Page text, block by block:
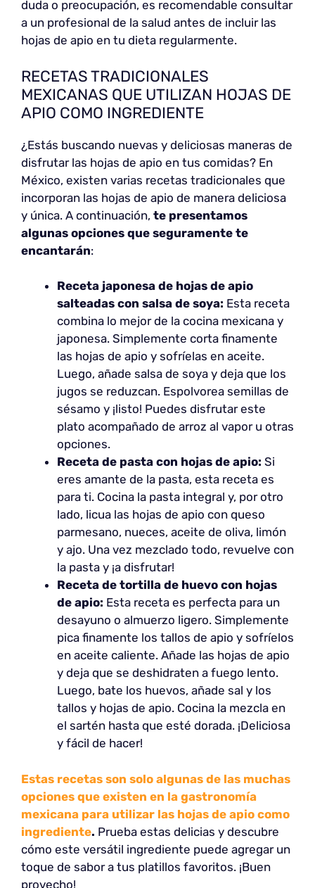
duda o preocupación, es recomendable consultar
a un profesional de la salud antes de incluir las
hojas de apio en tu dieta regularmente.
RECETAS TRADICIONALES
MEXICANAS QUE UTILIZAN HOJAS DE
APIO COMO INGREDIENTE
¿Estás buscando nuevas y deliciosas maneras de
disfrutar las hojas de apio en tus comidas? En
México, existen varias recetas tradicionales que
incorporan las hojas de apio de manera deliciosa
y única. A continuación, te presentamos
algunas opciones que seguramente te
encantarán:
Receta japonesa de hojas de apio
salteadas con salsa de soya: Esta receta
combina lo mejor de la cocina mexicana y
japonesa. Simplemente corta finamente
las hojas de apio y sofríelas en aceite.
Luego, añade salsa de soya y deja que los
jugos se reduzcan. Espolvorea semillas de
sésamo y ¡listo! Puedes disfrutar este
plato acompañado de arroz al vapor u otras
opciones.
Receta de pasta con hojas de apio: Si
eres amante de la pasta, esta receta es
para ti. Cocina la pasta integral y, por otro
lado, licua las hojas de apio con queso
parmesano, nueces, aceite de oliva, limón
y ajo. Una vez mezclado todo, revuelve con
la pasta y ¡a disfrutar!
Receta de tortilla de huevo con hojas
de apio: Esta receta es perfecta para un
desayuno o almuerzo ligero. Simplemente
pica finamente los tallos de apio y sofríelos
en aceite caliente. Añade las hojas de apio
y deja que se deshidraten a fuego lento.
Luego, bate los huevos, añade sal y los
tallos y hojas de apio. Cocina la mezcla en
el sartén hasta que esté dorada. ¡Deliciosa
y fácil de hacer!
Estas recetas son solo algunas de las muchas
opciones que existen en la gastronomía
mexicana para utilizar las hojas de apio como
ingrediente. Prueba estas delicias y descubre
cómo este versátil ingrediente puede agregar un
toque de sabor a tus platillos favoritos. ¡Buen
provecho!